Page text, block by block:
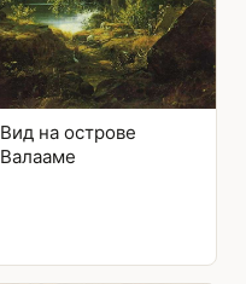
Вид на острове
Валааме